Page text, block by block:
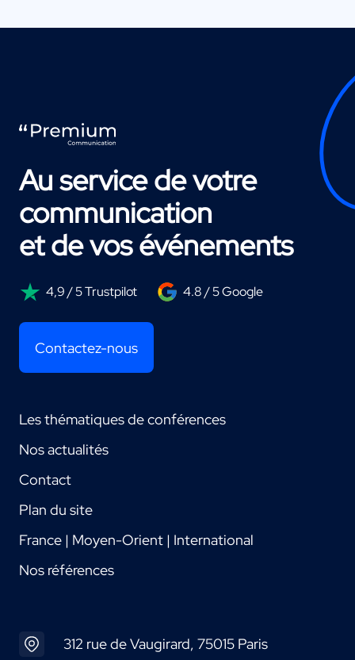
Au service de votre
communication
et de vos événements
4,9 / 5 Trustpilot 4.8 / 5 Google
Contactez-nous
Les thématiques de conférences
Nos actualités
Contact
Plan du site
France | Moyen-Orient | International
Nos références
312 rue de Vaugirard, 75015 Paris